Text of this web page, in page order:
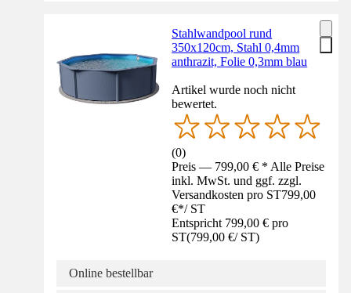
Stahlwandpool rund
350x120cm, Stahl 0,4mm
anthrazit, Folie 0,3mm blau
Artikel wurde noch nicht
bewertet.
(0)
Preis — 799,00 € * Alle Preise
inkl. MwSt. und ggf. zzgl.
Versandkosten pro ST799,00
€*/ ST
Entspricht 799,00 € pro
ST(799,00 €/ ST)
Online bestellbar